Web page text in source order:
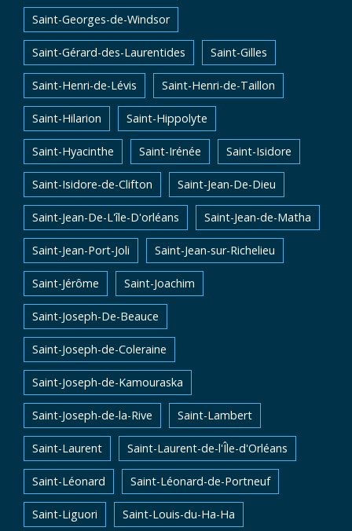
Saint-Georges-de-Windsor
Saint-Gérard-des-Laurentides Saint-Gilles
Saint-Henri-de-Lévis Saint-Henri-de-Taillon
Saint-Hilarion Saint-Hippolyte
Saint-Hyacinthe Saint-Irénée Saint-Isidore
Saint-Isidore-de-Clifton Saint-Jean-De-Dieu
Saint-Jean-De-L'île-D'orléans Saint-Jean-de-Matha
Saint-Jean-Port-Joli Saint-Jean-sur-Richelieu
Saint-Jérôme Saint-Joachim
Saint-Joseph-De-Beauce
Saint-Joseph-de-Coleraine
Saint-Joseph-de-Kamouraska
Saint-Joseph-de-la-Rive Saint-Lambert
Saint-Laurent Saint-Laurent-de-l'Île-d'Orléans
Saint-Léonard Saint-Léonard-de-Portneuf
Saint-Liguori Saint-Louis-du-Ha-Ha